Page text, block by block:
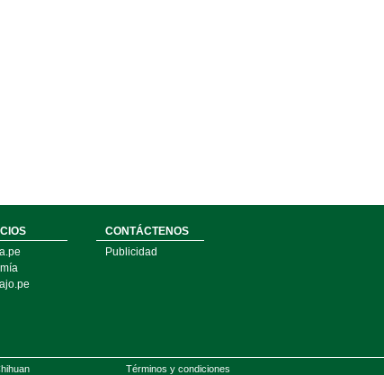
CONTÁCTENOS
Publicidad
Términos y condiciones